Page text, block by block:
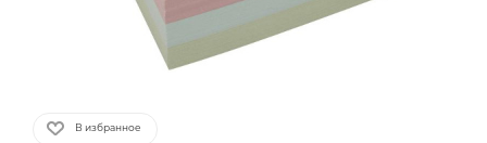
В избранное